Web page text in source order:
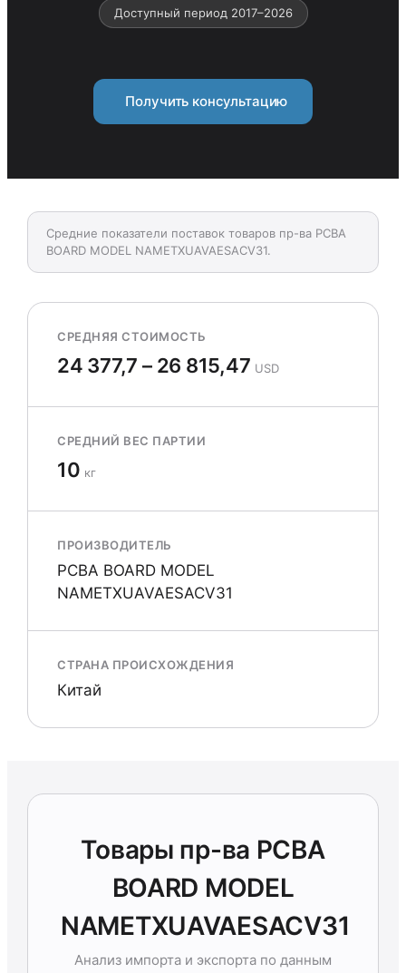
Доступный период 2017–2026
Получить консультацию
Средние показатели поставок товаров пр-ва PCBA
BOARD MODEL NAMETXUAVAESACV31.
СРЕДНЯЯ СТОИМОСТЬ
24 377,7 – 26 815,47 USD
СРЕДНИЙ ВЕС ПАРТИИ
10 кг
ПРОИЗВОДИТЕЛЬ
PCBA BOARD MODEL
NAMETXUAVAESACV31
СТРАНА ПРОИСХОЖДЕНИЯ
Китай
Товары пр-ва PCBA
BOARD MODEL
NAMETXUAVAESACV31
Анализ импорта и экспорта по данным